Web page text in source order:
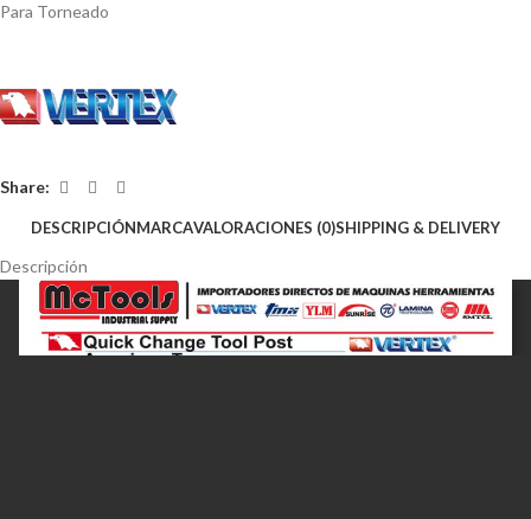
Para Torneado
Share:
DESCRIPCIÓNMARCAVALORACIONES (0)SHIPPING & DELIVERY
Descripción